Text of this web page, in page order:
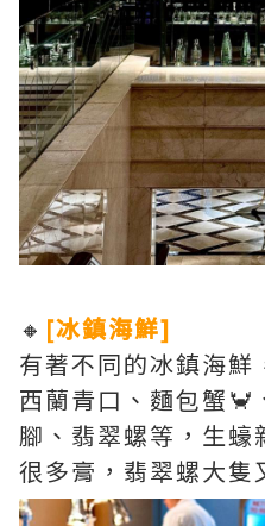
🔸 [冰鎮海鮮]
有著不同的冰鎮海鮮
西蘭青口、麵包蟹🦀
腳、翡翠螺等，生蠔
很多膏，翡翠螺大隻